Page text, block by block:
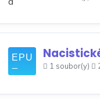
1 soubor(y)